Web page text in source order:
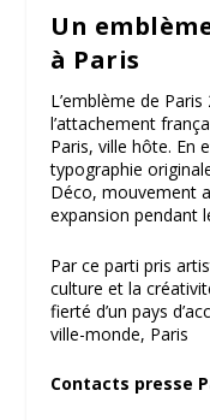
Un
à Paris
L’emblème de
l’attachement
Paris, ville hôte. En
typographie
Déco, mouvement
expansion pendant
Par ce parti pris
culture et la
fierté d’un pays
ville-monde, Paris
Contacts presse